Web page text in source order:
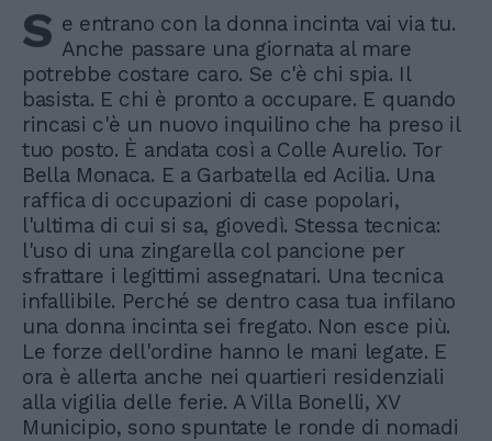
S e entrano con la donna incinta vai via tu.
Anche passare una giornata al mare
potrebbe costare caro. Se c'è chi spia. Il
basista. E chi è pronto a occupare. E quando
rincasi c'è un nuovo inquilino che ha preso il
tuo posto. È andata così a Colle Aurelio. Tor
Bella Monaca. E a Garbatella ed Acilia. Una
raffica di occupazioni di case popolari,
l'ultima di cui si sa, giovedì. Stessa tecnica:
l'uso di una zingarella col pancione per
sfrattare i legittimi assegnatari. Una tecnica
infallibile. Perché se dentro casa tua infilano
una donna incinta sei fregato. Non esce più.
Le forze dell'ordine hanno le mani legate. E
ora è allerta anche nei quartieri residenziali
alla vigilia delle ferie. A Villa Bonelli, XV
Municipio, sono spuntate le ronde di nomadi